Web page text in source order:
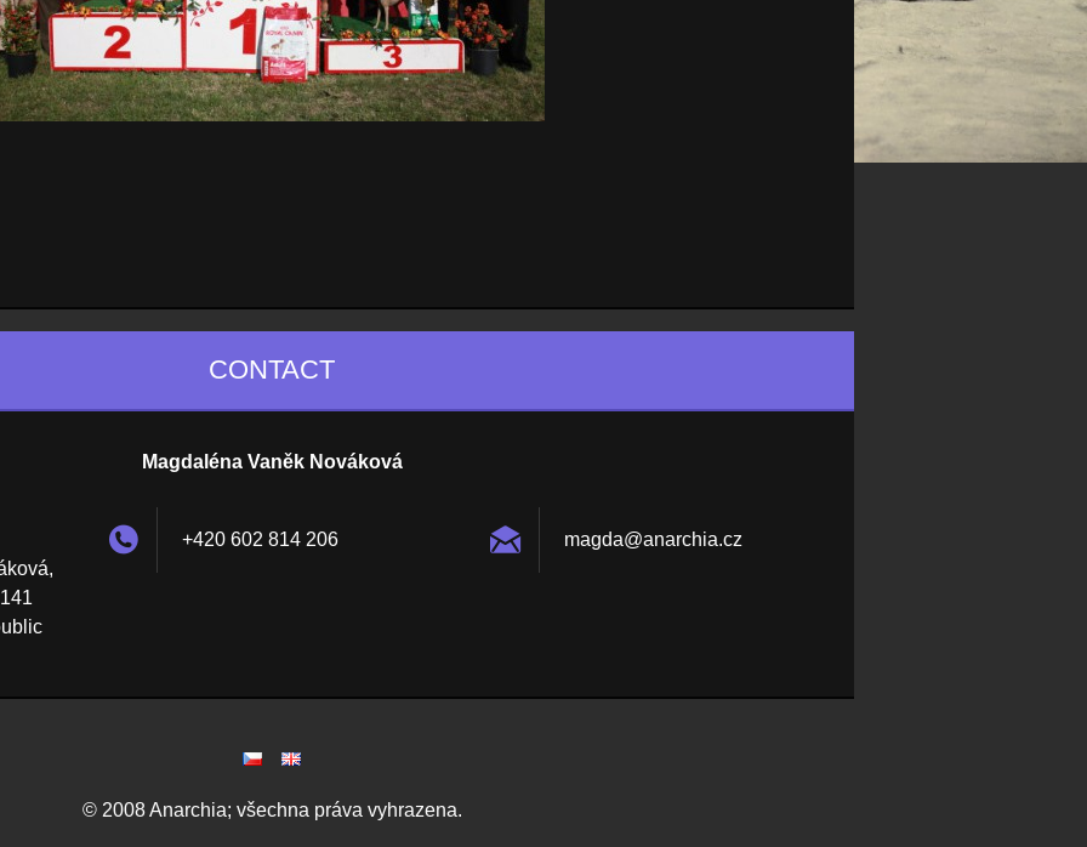
CONTACT
Magdaléna Vaněk Nováková
+420 602 814 206 magda@anarchia.cz
© 2008 Anarchia; všechna práva vyhrazena.